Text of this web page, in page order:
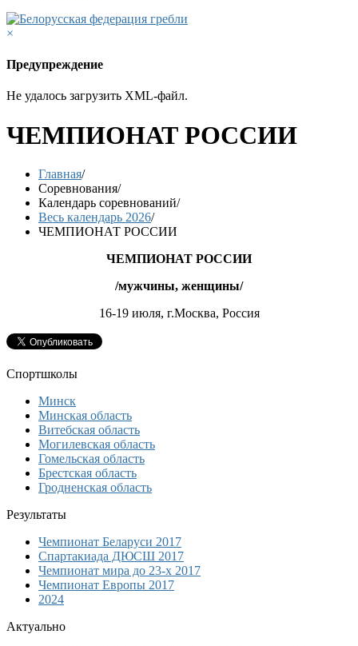
×
Предупреждение
Не удалось загрузить XML-файл.
ЧЕМПИОНАТ РОССИИ
Главная/
Соревнования/
Календарь соревнований/
Весь календарь 2026/
ЧЕМПИОНАТ РОССИИ
ЧЕМПИОНАТ РОССИИ
/мужчины, женщины/
16-19 июля, г.Москва, Россия
Спортшколы
Минск
Минская область
Витебская область
Могилевская область
Гомельская область
Брестская область
Гродненская область
Результаты
Чемпионат Беларуси 2017
Спартакиада ДЮСШ 2017
Чемпионат мира до 23-х 2017
Чемпионат Европы 2017
2024
Актуально